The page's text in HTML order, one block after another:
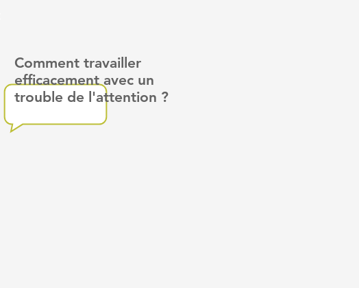
Comment travailler
efficacement avec un
trouble de l'attention ?